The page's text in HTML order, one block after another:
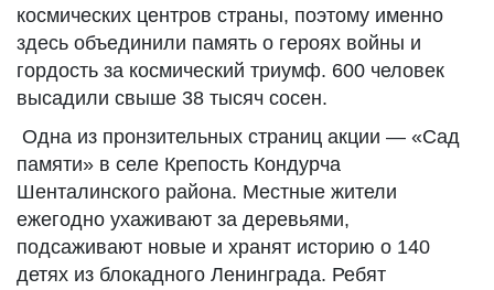
космических центров страны, поэтому именно
здесь объединили память о героях войны и
гордость за космический триумф. 600 человек
высадили свыше 38 тысяч сосен.
Одна из пронзительных страниц акции — «Сад
памяти» в селе Крепость Кондурча
Шенталинского района. Местные жители
ежегодно ухаживают за деревьями,
подсаживают новые и хранят историю о 140
детях из блокадного Ленинграда. Ребят